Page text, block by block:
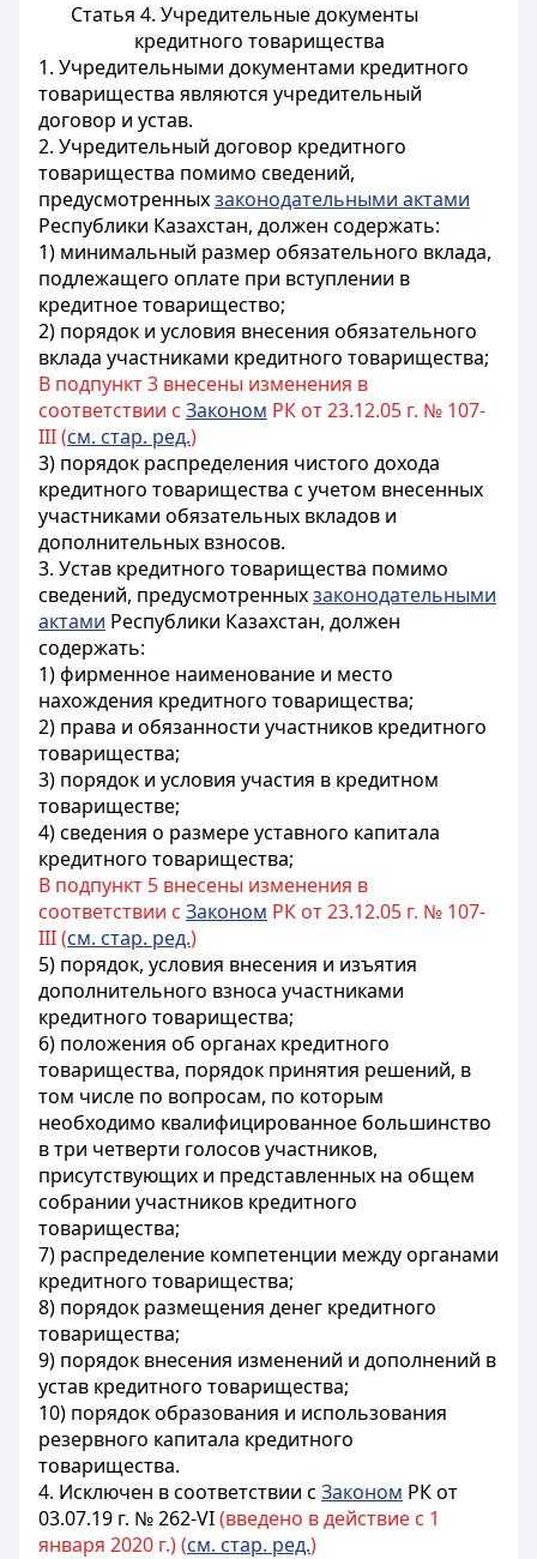
Статья 4. Учредительные документы
кредитного товарищества
1. Учредительными документами кредитного
товарищества являются учредительный
договор и устав.
2. Учредительный договор кредитного
товарищества помимо сведений,
предусмотренныхзаконодательными актами
Республики Казахстан, должен содержать:
1) минимальный размер обязательного вклада,
подлежащего оплате при вступлении в
кредитное товарищество;
2) порядок и условия внесения обязательного
вклада участниками кредитного товарищества;
В подпункт 3 внесены изменения в
соответствии с Законом РК от 23.12.05 г. № 107-
III (см. стар. ред.)
3) порядок распределения чистого дохода
кредитного товарищества с учетом внесенных
участниками обязательных вкладов и
дополнительных взносов.
3. Устав кредитного товарищества помимо
сведений, предусмотренныхзаконодательными
актами Республики Казахстан, должен
содержать:
1) фирменное наименование и место
нахождения кредитного товарищества;
2) права и обязанности участников кредитного
товарищества;
3) порядок и условия участия в кредитном
товариществе;
4) сведения о размере уставного капитала
кредитного товарищества;
В подпункт 5 внесены изменения в
соответствии с Законом РК от 23.12.05 г. № 107-
III (см. стар. ред.)
5) порядок, условия внесения и изъятия
дополнительного взноса участниками
кредитного товарищества;
6) положения об органах кредитного
товарищества, порядок принятия решений, в
том числе по вопросам, по которым
необходимо квалифицированное большинство
в три четверти голосов участников,
присутствующих и представленных на общем
собрании участников кредитного
товарищества;
7) распределение компетенции между органами
кредитного товарищества;
8) порядок размещения денег кредитного
товарищества;
9) порядок внесения изменений и дополнений в
устав кредитного товарищества;
10) порядок образования и использования
резервного капитала кредитного
товарищества.
4. Исключен в соответствии с Законом РК от
03.07.19 г. № 262-VI(введено в действие с 1
января 2020 г.) (см. стар. ред.)